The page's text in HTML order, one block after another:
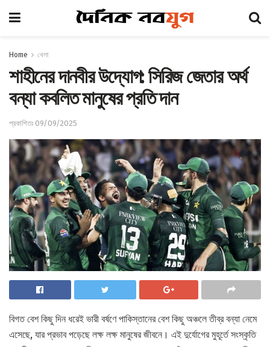
Home খেলা
শাহীনের দানবীর উদ্যোগ: সিরিজ জেতার অর্থ
বন্যা কবলিত মানুষের প্রতি দান
প্রকাশিতঃ 09/09/2025
বিগত বেশ কিছু দিন ধরেই ভারী বর্ষণে পাকিস্তানের বেশ কিছু অঞ্চলে তীব্র বন্যা নেমে
এসেছে, যার প্রভাব পড়েছে লক্ষ লক্ষ মানুষের জীবনে। এই দুর্যোগের মুহূর্তে সংস্কৃতি